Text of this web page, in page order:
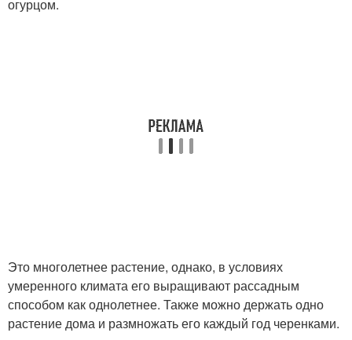
огурцом.
Это многолетнее растение, однако, в условиях
умеренного климата его выращивают рассадным
способом как однолетнее. Также можно держать одно
растение дома и размножать его каждый год черенками.